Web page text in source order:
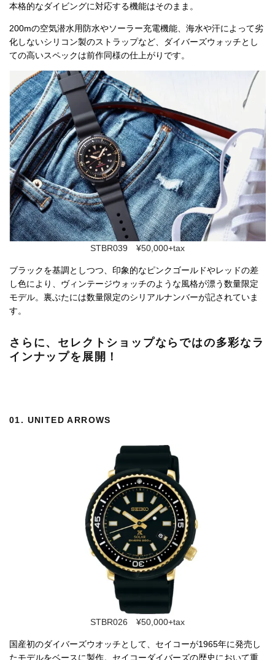
本格的なダイビングに対応する機能はそのまま。
200mの空気潜水用防水やソーラー充電機能、海水や汗によって劣
化しないシリコン製のストラップなど、ダイバーズウォッチとし
ての高いスペックは前作同様の仕上がりです。
STBR039 ¥50,000+tax
ブラックを基調としつつ、印象的なピンクゴールドやレッドの差
し色により、ヴィンテージウォッチのような風格が漂う数量限定
モデル。裏ぶたには数量限定のシリアルナンバーが記されていま
す。
さらに、セレクトショップならではの多彩なラ
インナップを展開！
01. UNITED ARROWS
STBR026 ¥50,000+tax
国産初のダイバーズウオッチとして、セイコーが1965年に発売し
たモデルをベースに製作。セイコーダイバーズの歴史において重